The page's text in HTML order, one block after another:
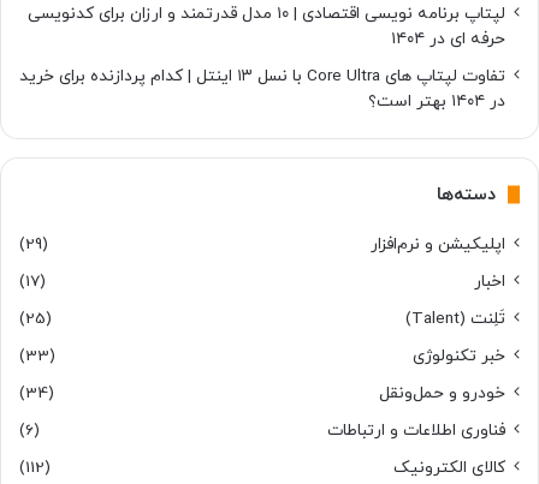
لپتاپ برنامه نویسی اقتصادی | ۱۰ مدل قدرتمند و ارزان برای کدنویسی
حرفه ای در ۱۴۰۴
تفاوت لپتاپ های Core Ultra با نسل ۱۳ اینتل | کدام پردازنده برای خرید
در ۱۴۰۴ بهتر است؟
دسته‌ها
اپلیکیشن و نرم‌افزار
(29)
اخبار
(17)
تَلِنت (Talent)
(25)
خبر تکنولوژی
(33)
خودرو و حمل‌و‌نقل
(34)
فناوری اطلاعات و ارتباطات
(6)
کالای الکترونیک
(112)